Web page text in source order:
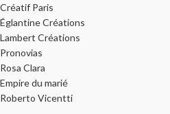
Créatif Paris
Églantine Créations
Lambert Créations
Pronovias
Rosa Clara
Empire du marié
Roberto Vicentti